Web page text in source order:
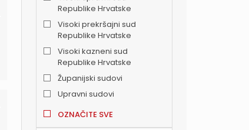
Republike Hrvatske
Visoki prekršajni sud
Republike Hrvatske
Visoki kazneni sud
Republike Hrvatske
Županijski sudovi
Upravni sudovi
OZNAČITE SVE